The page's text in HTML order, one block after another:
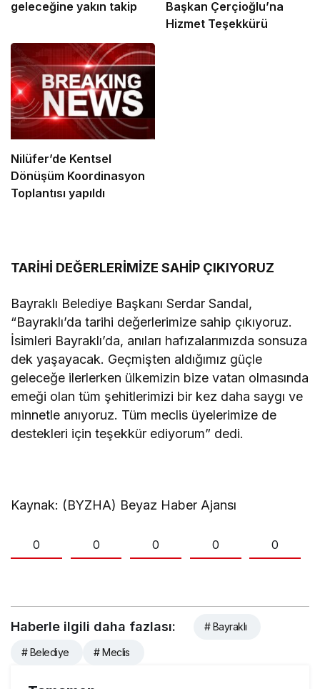
geleceğine yakın takip
Başkan Çerçioğlu’na
Hizmet Teşekkürü
Nilüfer’de Kentsel
Dönüşüm Koordinasyon
Toplantısı yapıldı
TARİHİ DEĞERLERİMİZE SAHİP ÇIKIYORUZ
Bayraklı Belediye Başkanı Serdar Sandal,
“Bayraklı’da tarihi değerlerimize sahip çıkıyoruz.
İsimleri Bayraklı’da, anıları hafızalarımızda sonsuza
dek yaşayacak. Geçmişten aldığımız güçle
geleceğe ilerlerken ülkemizin bize vatan olmasında
emeği olan tüm şehitlerimizi bir kez daha saygı ve
minnetle anıyoruz. Tüm meclis üyelerimize de
destekleri için teşekkür ediyorum” dedi.
Kaynak: (BYZHA) Beyaz Haber Ajansı
0 0 0 0 0
Haberle ilgili daha fazlası: # Bayraklı
# Belediye # Meclis